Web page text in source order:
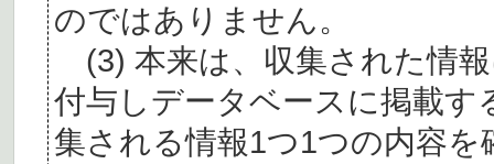
のではありません。
(3) 本来は、収集された情
付与しデータベースに掲載
集される情報1つ1つの内容